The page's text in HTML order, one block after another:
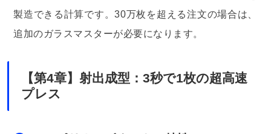
製造できる計算です。30万枚を超える注文の場合は、
追加のガラスマスターが必要になります。
【第4章】射出成型：3秒で1枚の超高速
プレス